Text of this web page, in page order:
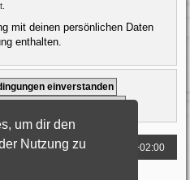
um dir den
Nutzung zu
mit deinen persönlichen Daten
enthalten.
Alle Zeiten sind UTC+02:00
Limited